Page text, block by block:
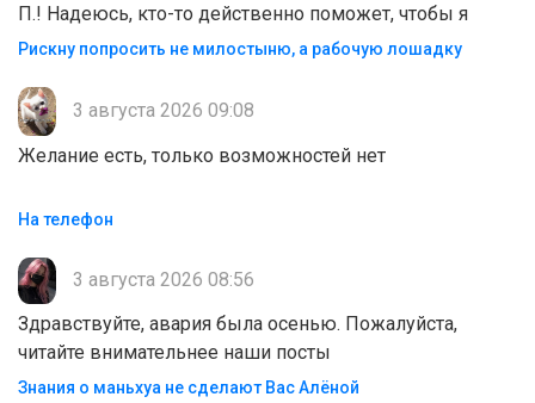
П.! Надеюсь, кто-то действенно поможет, чтобы я
Рискну попросить не милостыню, а рабочую лошадку
3 августа 2026 09:08
Желание есть, только возможностей нет
На телефон
3 августа 2026 08:56
Здравствуйте, авария была осенью. Пожалуйста,
читайте внимательнее наши посты
Знания о маньхуа не сделают Вас Алëной